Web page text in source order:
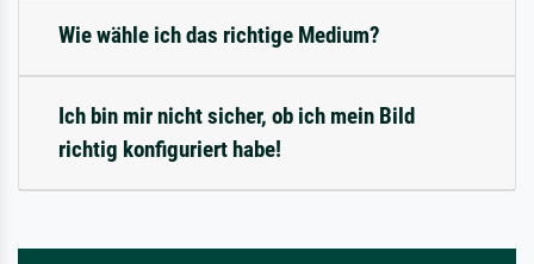
Wie wähle ich das richtige Medium?
Ich bin mir nicht sicher, ob ich mein Bild
richtig konfiguriert habe!